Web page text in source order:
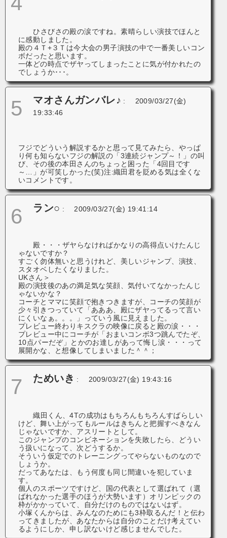
ひさびさの殿の涙ですね。素晴らしい演技でほんと
に感動しました。
殿の４Ｔ+３Ｔは今大会の男子演技の中で一番美しいコン
ボだったと思います。
一体どの時点でザヤってしまったことに気が付かれたの
でしょうか･･･。
5 マオさんガンバレ♪ :
2009/03/27(金)
19:33:46
フジでどういう解説するかと思って見てみたら、やっぱ
り何も知らないフジの解説の「3連続ジャンプ～！」の叫
び、その後の本田さんのちょっと困った「4回目です
～…」が可笑しかった(笑)注:織田君を貶める気は全くな
いコメントです。
6 ラン○ : 2009/03/27(金) 19:41:14
殿・・・ザヤらなければかなりの高得点いけたんじ
ゃないですか？
すごく勿体無いと思うけれど、美しいジャンプ、演技、
スタオベしたくなりました。
UKさん＞
殿の演技後のあの満足気な笑顔、気付いてなかったんじ
ゃないかな？
コーチとママに笑顔で抱きつきますが、コーチの笑顔が
少々引きつっていて「あああ、殿にザヤってるって言い
にくいなぁ。。。」っていう風に見えました。
プレビュー終わりキスクラの映像に戻ると殿の涙・・・
プレビュー中にコーチが「おまいコンボ3つ跳んでたぞ、
10点パーだぞ」とかのお達しがあって悔し涙・・・って
展開かな、と想像してしまいました＾＾；
7 ためいき : 2009/03/27(金) 19:43:16
織田くん、4Tの成功はもちろんもちろんすばらしい
けど、舞い上がってもルールはきちんと把握すべきなん
じゃないですか、アスリートとして。
このジャンプのコンビネーションを失敗したら、どうい
う扱いになって、次どうするか。
そういう仮定でのトレーニングってやらないものなので
しょうか。
だってあなたは、もう何度も同じ間違いを犯していま
す。
個人のスポーツですけど、国の代表として選ばれて（選
ばれなかった選手のほうが大勢います）オリンピックの
枠がかかっていて、自分だけのものではないはず。
小塚くんからは、みんなのためにも3枠取るんだ！と伝わ
ってきましたが、あなたからは自分のことだけ考えてい
るようにしか、申し訳ないけど感じませんでした。